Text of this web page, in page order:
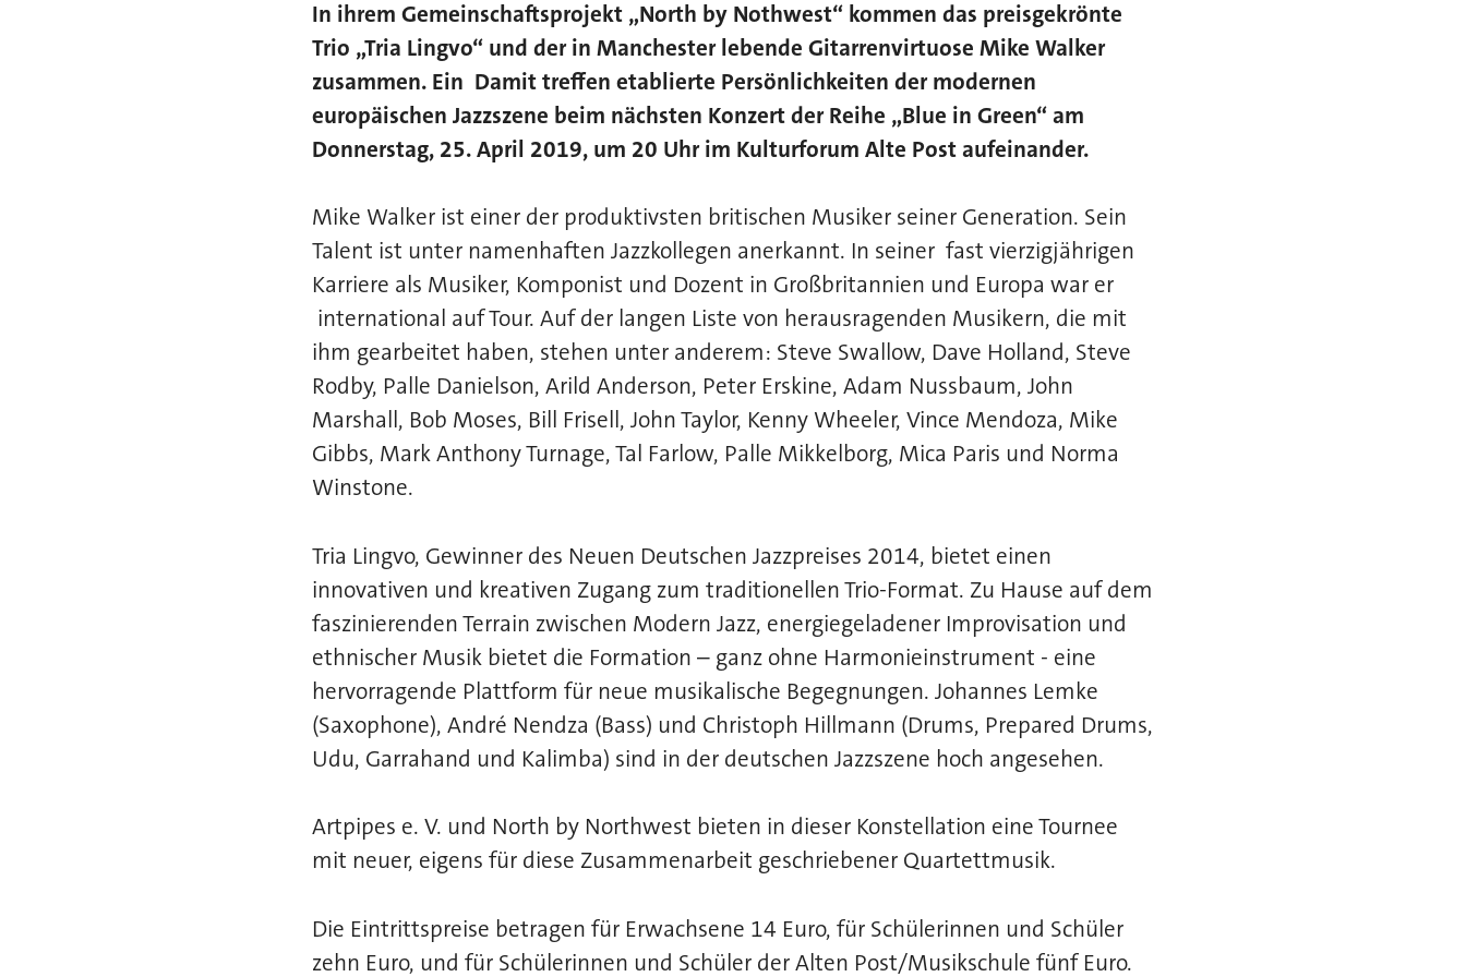
In ihrem Gemeinschaftsprojekt „North by Nothwest“ kommen das preisgekrönte
Trio „Tria Lingvo“ und der in Manchester lebende Gitarrenvirtuose Mike Walker
zusammen. Ein Damit treffen etablierte Persönlichkeiten der modernen
europäischen Jazzszene beim nächsten Konzert der Reihe „Blue in Green“ am
Donnerstag, 25. April 2019, um 20 Uhr im Kulturforum Alte Post aufeinander.
Mike Walker ist einer der produktivsten britischen Musiker seiner Generation. Sein
Talent ist unter namenhaften Jazzkollegen anerkannt. In seiner fast vierzigjährigen
Karriere als Musiker, Komponist und Dozent in Großbritannien und Europa war er
international auf Tour. Auf der langen Liste von herausragenden Musikern, die mit
ihm gearbeitet haben, stehen unter anderem: Steve Swallow, Dave Holland, Steve
Rodby, Palle Danielson, Arild Anderson, Peter Erskine, Adam Nussbaum, John
Marshall, Bob Moses, Bill Frisell, John Taylor, Kenny Wheeler, Vince Mendoza, Mike
Gibbs, Mark Anthony Turnage, Tal Farlow, Palle Mikkelborg, Mica Paris und Norma
Winstone.
Tria Lingvo, Gewinner des Neuen Deutschen Jazzpreises 2014, bietet einen
innovativen und kreativen Zugang zum traditionellen Trio-Format. Zu Hause auf dem
faszinierenden Terrain zwischen Modern Jazz, energiegeladener Improvisation und
ethnischer Musik bietet die Formation – ganz ohne Harmonieinstrument - eine
hervorragende Plattform für neue musikalische Begegnungen. Johannes Lemke
(Saxophone), André Nendza (Bass) und Christoph Hillmann (Drums, Prepared Drums,
Udu, Garrahand und Kalimba) sind in der deutschen Jazzszene hoch angesehen.
Artpipes e. V. und North by Northwest bieten in dieser Konstellation eine Tournee
mit neuer, eigens für diese Zusammenarbeit geschriebener Quartettmusik.
Die Eintrittspreise betragen für Erwachsene 14 Euro, für Schülerinnen und Schüler
zehn Euro, und für Schülerinnen und Schüler der Alten Post/Musikschule fünf Euro.